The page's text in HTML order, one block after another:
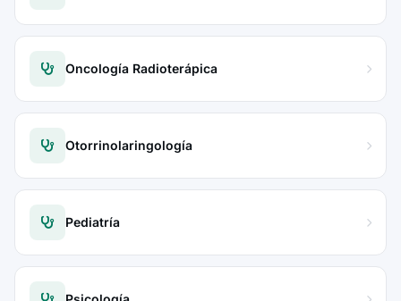
Oncología Radioterápica
Otorrinolaringología
Pediatría